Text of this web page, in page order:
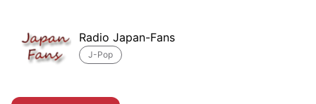
Radio Japan-Fans
J-Pop